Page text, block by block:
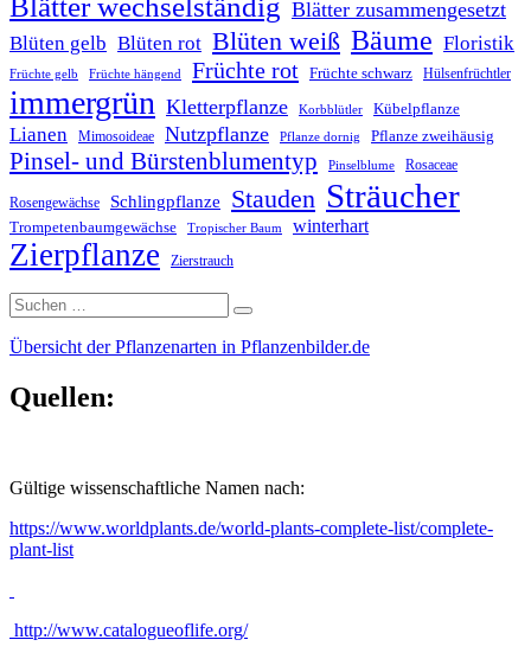
Blätter wechselständig Blätter zusammengesetzt
Blüten gelb Blüten rot Blüten weiß Bäume Floristik
Früchte gelb Früchte hängend Früchte rot Früchte schwarz Hülsenfrüchtler
immergrün Kletterpflanze Korbblütler Kübelpflanze
Lianen Mimosoideae Nutzpflanze Pflanze dornig Pflanze zweihäusig
Pinsel- und Bürstenblumentyp Pinselblume Rosaceae
Rosengewächse Schlingpflanze Stauden Sträucher
Trompetenbaumgewächse Tropischer Baum winterhart
Zierpflanze Zierstrauch
Suche
nach:
Suchen
Übersicht der Pflanzenarten in Pflanzenbilder.de
Quellen:
Gültige wissenschaftliche Namen nach:
https://www.worldplants.de/world-plants-complete-list/complete-
plant-list
http://www.catalogueoflife.org/